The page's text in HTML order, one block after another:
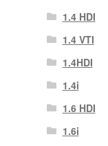
1.4 HDI
1.4 VTI
1.4HDI
1.4i
1.6 HDI
1.6i